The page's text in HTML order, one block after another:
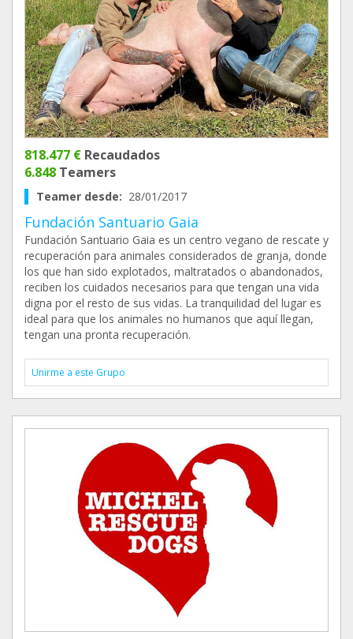
818.477 € Recaudados
6.848 Teamers
Teamer desde: 28/01/2017
Fundación Santuario Gaia
Fundación Santuario Gaia es un centro vegano de rescate y
recuperación para animales considerados de granja, donde
los que han sido explotados, maltratados o abandonados,
reciben los cuidados necesarios para que tengan una vida
digna por el resto de sus vidas. La tranquilidad del lugar es
ideal para que los animales no humanos que aquí llegan,
tengan una pronta recuperación.
Unirme a este Grupo